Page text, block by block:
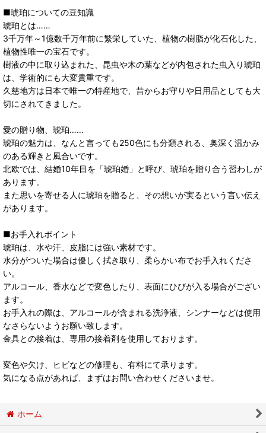
■琥珀についての豆知識
琥珀とは……
3千万年～1億数千万年前に繁栄していた、植物の樹脂が化石化した、
植物性唯一の宝石です。
樹液の中に取り込まれた、昆虫や木の葉などが内包された虫入り琥珀
は、学術的にも大変貴重です。
久慈地方は日本で唯一の特産地で、昔からお守りや日用品としても大
切にされてきました。
愛の贈り物、琥珀……
琥珀の魅力は、なんと言っても250色にも分類される、奥深く温かみ
のある輝きと風合いです。
北欧では、結婚10年目を「琥珀婚」と呼び、琥珀を贈り合う習わしが
あります。
また思いを寄せる人に琥珀を贈ると、その想いが実るという言い伝え
があります。
■お手入れポイント
琥珀は、水や汗、皮脂には強い素材です。
水分がついた場合は優しく拭き取り、柔らかい布でお手入れくださ
い。
アルコール、香水などで変色したり、表面にひびが入る場合がござい
ます。
お手入れの際は、アルコールが含まれる洗浄液、シンナーなどは使用
なさらないようお願い致します。
金具との接着は、専用の接着剤を使用しております。
変色や欠け、ヒビなどの修理も、有料にて承ります。
気になる点があれば、まずはお問い合わせくださいませ。
ホーム